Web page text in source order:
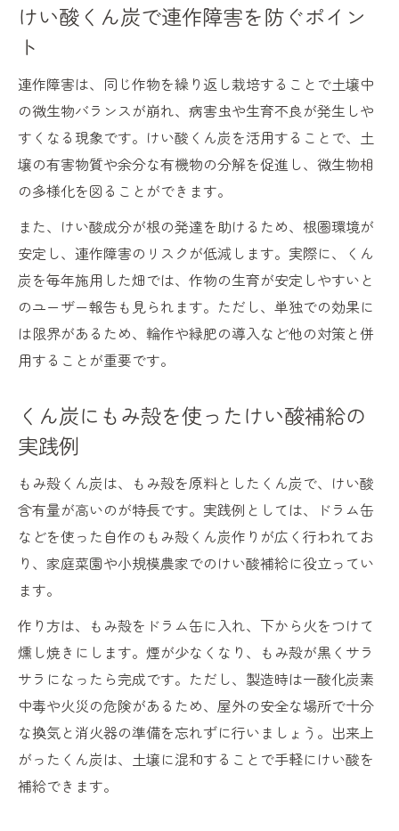
けい酸くん炭で連作障害を防ぐポイン
ト
連作障害は、同じ作物を繰り返し栽培することで土壌中
の微生物バランスが崩れ、病害虫や生育不良が発生しや
すくなる現象です。けい酸くん炭を活用することで、土
壌の有害物質や余分な有機物の分解を促進し、微生物相
の多様化を図ることができます。
また、けい酸成分が根の発達を助けるため、根圏環境が
安定し、連作障害のリスクが低減します。実際に、くん
炭を毎年施用した畑では、作物の生育が安定しやすいと
のユーザー報告も見られます。ただし、単独での効果に
は限界があるため、輪作や緑肥の導入など他の対策と併
用することが重要です。
くん炭にもみ殻を使ったけい酸補給の
実践例
もみ殻くん炭は、もみ殻を原料としたくん炭で、けい酸
含有量が高いのが特長です。実践例としては、ドラム缶
などを使った自作のもみ殻くん炭作りが広く行われてお
り、家庭菜園や小規模農家でのけい酸補給に役立ってい
ます。
作り方は、もみ殻をドラム缶に入れ、下から火をつけて
燻し焼きにします。煙が少なくなり、もみ殻が黒くサラ
サラになったら完成です。ただし、製造時は一酸化炭素
中毒や火災の危険があるため、屋外の安全な場所で十分
な換気と消火器の準備を忘れずに行いましょう。出来上
がったくん炭は、土壌に混和することで手軽にけい酸を
補給できます。